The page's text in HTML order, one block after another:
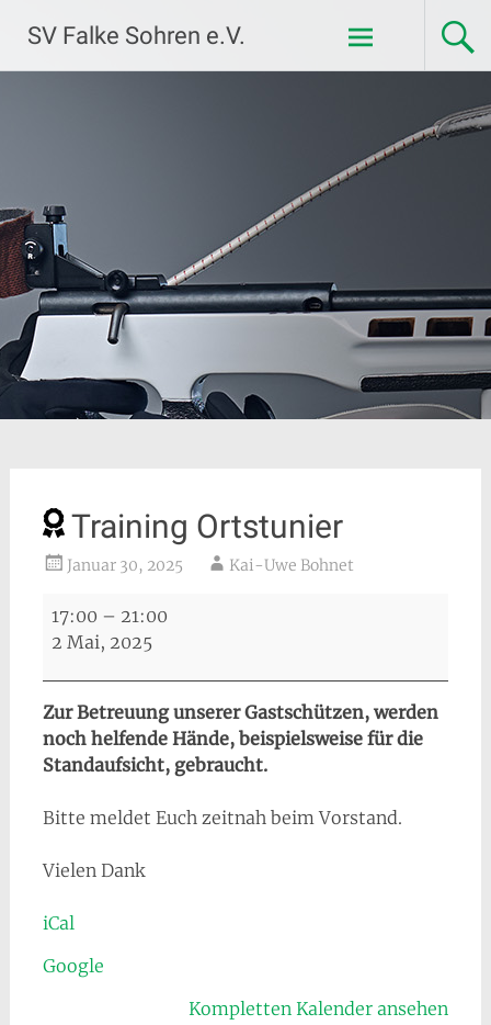
Inhalt
springen
SV Falke Sohren e.V.
Training Ortstunier
Januar 30, 2025 Kai-Uwe Bohnet
Training
Ortstunier
17:00 – 21:00
2 Mai, 2025
Zur Betreuung unserer Gastschützen, werden
noch helfende Hände, beispielsweise für die
Standaufsicht, gebraucht.
Bitte meldet Euch zeitnah beim Vorstand.
Vielen Dank
iCal
Google
Kompletten Kalender ansehen